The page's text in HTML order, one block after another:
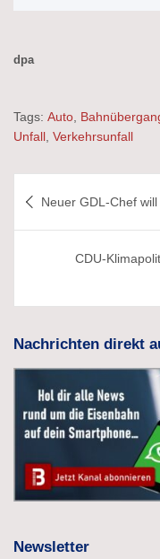
dpa
Tags: Auto
Unfall Verkehrsunfall
Neuer GDL-Chef
CDU-
Nachrichten direkt
Newsletter